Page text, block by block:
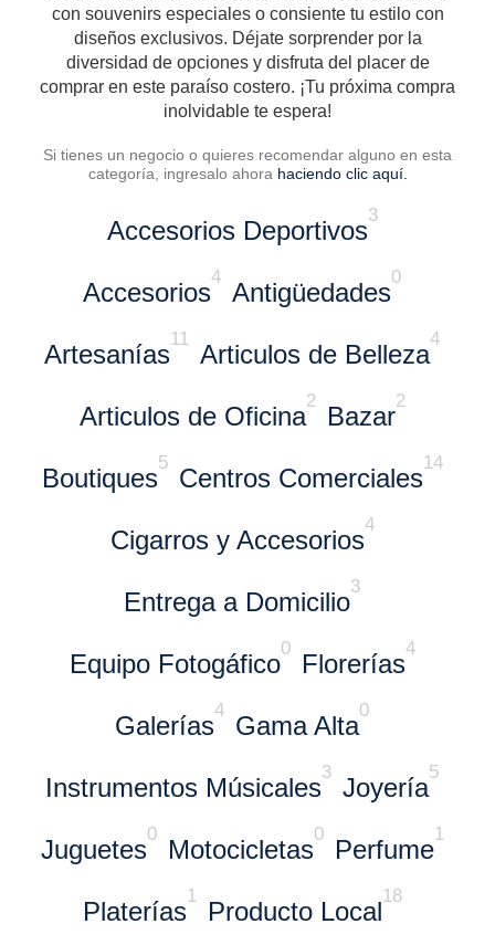
con souvenirs especiales o consiente tu estilo con
diseños exclusivos. Déjate sorprender por la
diversidad de opciones y disfruta del placer de
comprar en este paraíso costero. ¡Tu próxima compra
inolvidable te espera!
Si tienes un negocio o quieres recomendar alguno en esta
categoría, ingresalo ahora haciendo clic aquí.
Accesorios Deportivos
3
Accesorios
4
Antigüedades
0
Artesanías
11
Articulos de Belleza
4
Articulos de Oficina
2
Bazar
2
Boutiques
5
Centros Comerciales
14
Cigarros y Accesorios
4
Entrega a Domicilio
3
Equipo Fotogáfico
0
Florerías
4
Galerías
4
Gama Alta
0
Instrumentos Músicales
3
Joyería
5
Juguetes
0
Motocicletas
0
Perfume
1
Platerías
1
Producto Local
18